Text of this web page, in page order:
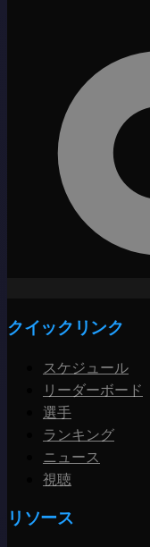
クイックリンク
スケジュール
リーダーボード
選手
ランキング
ニュース
視聴
リソース